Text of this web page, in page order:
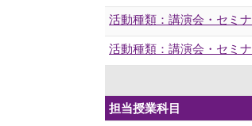
活動種類：講演会・セミ
活動種類：講演会・セミ
担当授業科目